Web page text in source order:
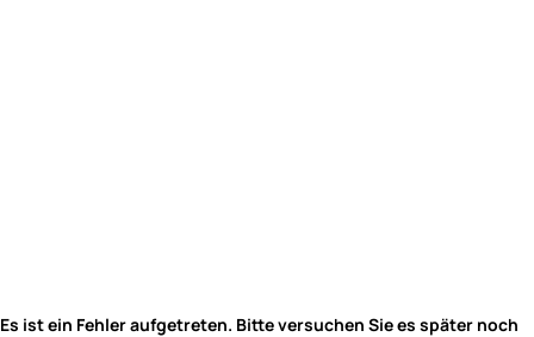
Es ist ein Fehler aufgetreten. Bitte versuchen Sie es später noch